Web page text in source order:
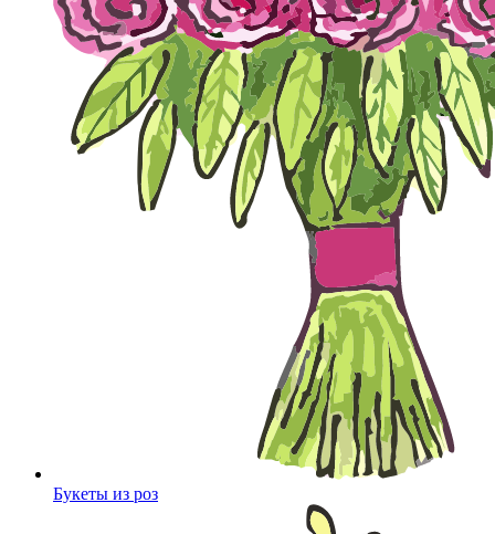
Букеты из роз